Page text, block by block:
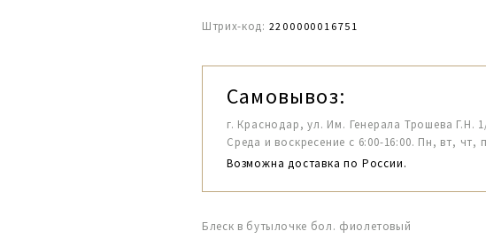
Штрих-код: 2200000016751
Самовывоз:
г. Краснодар, ул. Им. Генерала Трошева Г.Н.
Среда и воскресение с 6:00-16:00. Пн, вт, чт,
Возможна доставка по России.
Блеск в бутылочке бол. фиолетовый